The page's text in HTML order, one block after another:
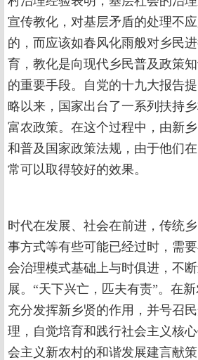
宣传教化，对基层矛盾的处理不
的，而应该如春风化雨般对乡民
育，教化是向现代乡民普及政策
的重要手段。自党的十九大报告
略以来，国家出台了一系列扶持
富农政策。在这个过程中，由新
和普及国家政策法规，由于他们
常可以取得较好的效果。
时代在发展、社会在前进，传统
事方式等有些可能已经过时，需
会治理模式基础上与时俱进，不
展。“天下兴亡，匹夫有责”。在
充分发挥新乡贤的作用，并号召
理，自觉培育和践行社会主义核
会主义新农村的和谐发展建言献策